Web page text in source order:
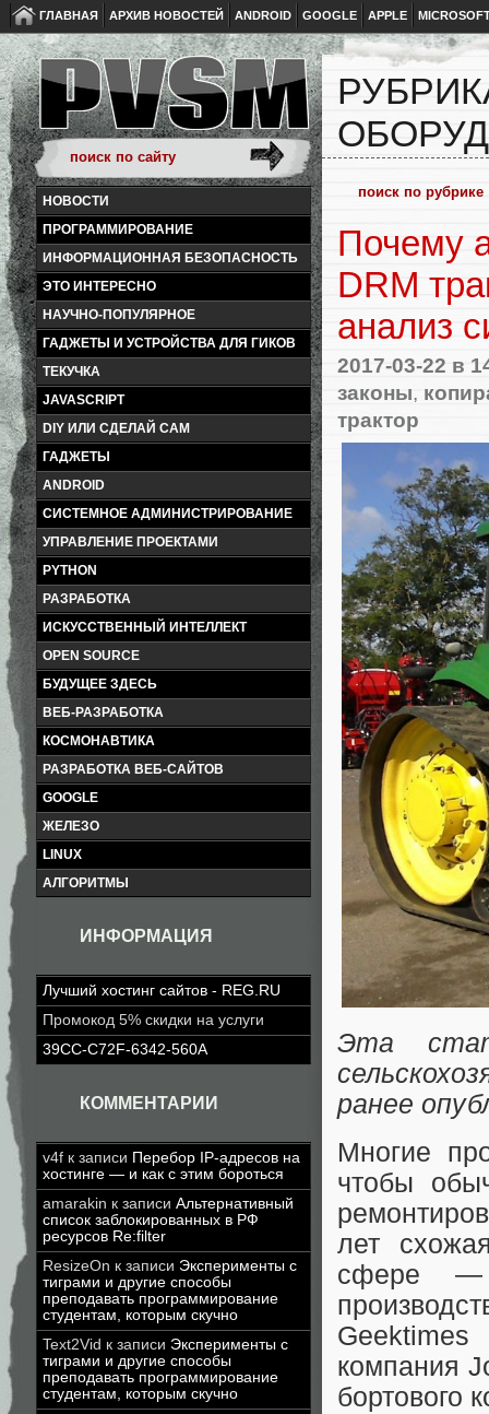
ГЛАВНАЯ АРХИВ НОВОСТЕЙ ANDROID GOOGLE APPLE
НОВОСТИ
ПРОГРАММИРОВАНИЕ
ИНФОРМАЦИОННАЯ БЕЗОПАСНОСТЬ
ЭТО ИНТЕРЕСНО
НАУЧНО-ПОПУЛЯРНОЕ
ГАДЖЕТЫ И УСТРОЙСТВА ДЛЯ ГИКОВ
ТЕКУЧКА
JAVASCRIPT
DIY ИЛИ СДЕЛАЙ САМ
ГАДЖЕТЫ
ANDROID
СИСТЕМНОЕ АДМИНИСТРИРОВАНИЕ
УПРАВЛЕНИЕ ПРОЕКТАМИ
PYTHON
РАЗРАБОТКА
ИСКУССТВЕННЫЙ ИНТЕЛЛЕКТ
OPEN SOURCE
БУДУЩЕЕ ЗДЕСЬ
ВЕБ-РАЗРАБОТКА
КОСМОНАВТИКА
РАЗРАБОТКА ВЕБ-САЙТОВ
GOOGLE
ЖЕЛЕЗО
LINUX
АЛГОРИТМЫ
ИНФОРМАЦИЯ
Лучший хостинг сайтов - REG.RU
Промокод 5% скидки на услуги
39CC-C72F-6342-560A
КОММЕНТАРИИ
v4f к записи Перебор IP-адресов на
хостинге — и как с этим бороться
amarakin к записи Альтернативный
список заблокированных в РФ
ресурсов Re:filter
ResizeOn к записи Эксперименты с
тиграми и другие способы
преподавать программирование
студентам, которым скучно
Text2Vid к записи Эксперименты с
тиграми и другие способы
преподавать программирование
студентам, которым скучно
Почему
DRM
анализ
2017-03-22 в
законы,
трактор
Эта
ранее
Многие
чтобы
лет
сфере —
компания
бортового